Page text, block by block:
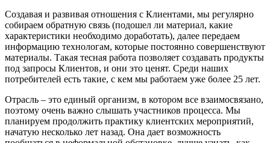
Создавая и развивая отношения с Клиентами, мы регулярно
собираем обратную связь (подошел ли материал, какие
характеристики необходимо доработать), далее передаем
информацию технологам, которые постоянно совершенствуют
материалы. Такая тесная работа позволяет создавать продукты
под запросы Клиентов, и они это ценят. Среди наших
потребителей есть такие, с кем мы работаем уже более 25 лет.
Отрасль – это единый организм, в котором все взаимосвязано,
поэтому очень важно слышать участников процесса. Мы
планируем продолжить практику клиентских мероприятий,
начатую несколько лет назад. Она дает возможность